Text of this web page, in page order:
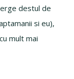
destul de
si eu),
mult mai